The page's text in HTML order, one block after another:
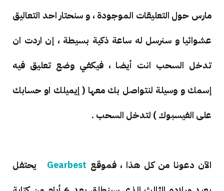
مارس حول التعليقات الموجودة ، و سنحتار احد التعاليق
عشوائيا و سنرسل له ساعة ذكية بسيطة ، إن اردت ان
تدخل السحب انت أيضا ، فيكفي وضع تعليق فيه
إسمك و وسيلة لنتواصل بك معها ( إيميلك او حسابك
على الفيسبوك ) لتدخل السحب .
الآن دعونا من كل هذا ، فموقع Gearbest
يحتفل